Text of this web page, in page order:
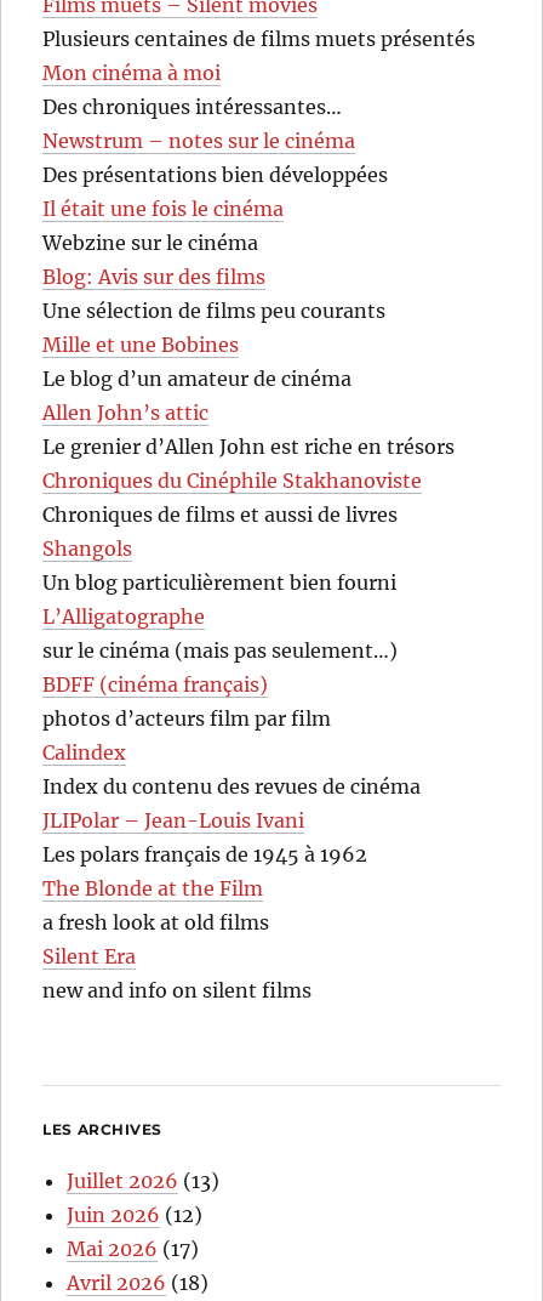
Films muets – Silent movies
Plusieurs centaines de films muets présentés
Mon cinéma à moi
Des chroniques intéressantes…
Newstrum – notes sur le cinéma
Des présentations bien développées
Il était une fois le cinéma
Webzine sur le cinéma
Blog: Avis sur des films
Une sélection de films peu courants
Mille et une Bobines
Le blog d’un amateur de cinéma
Allen John’s attic
Le grenier d’Allen John est riche en trésors
Chroniques du Cinéphile Stakhanoviste
Chroniques de films et aussi de livres
Shangols
Un blog particulièrement bien fourni
L’Alligatographe
sur le cinéma (mais pas seulement…)
BDFF (cinéma français)
photos d’acteurs film par film
Calindex
Index du contenu des revues de cinéma
JLIPolar – Jean-Louis Ivani
Les polars français de 1945 à 1962
The Blonde at the Film
a fresh look at old films
Silent Era
new and info on silent films
LES ARCHIVES
Juillet 2026 (13)
Juin 2026 (12)
Mai 2026 (17)
Avril 2026 (18)